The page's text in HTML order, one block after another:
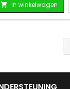
 In winkelwagen